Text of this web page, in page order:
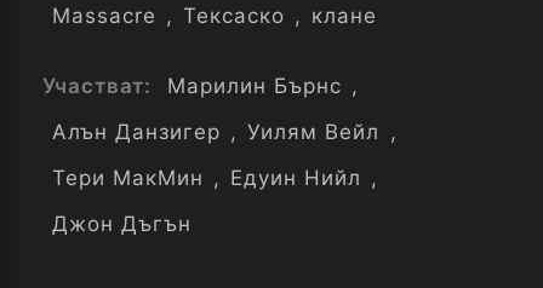
Massacre , Тексаско , клане
Участват: Марилин Бърнс ,
Алън Данзигер , Уилям Вейл ,
Тери МакМин , Едуин Нийл ,
Джон Дъгън